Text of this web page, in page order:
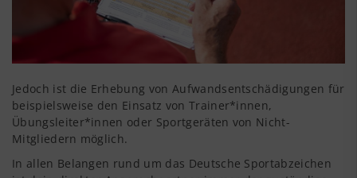
Jedoch ist die Erhebung von Aufwandsentschädigungen für
beispielsweise den Einsatz von Trainer*innen,
Übungsleiter*innen oder Sportgeräten von Nicht-
Mitgliedern möglich.
In allen Belangen rund um das Deutsche Sportabzeichen